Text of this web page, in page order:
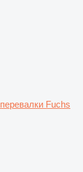
Fuchs